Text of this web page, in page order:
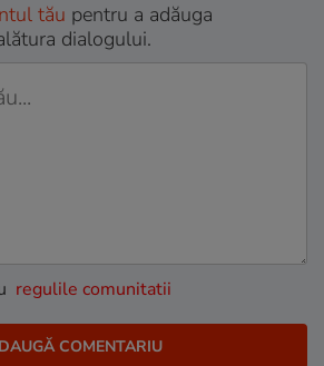
tău pentru a adăuga
dialogului.
regulile comunitatii